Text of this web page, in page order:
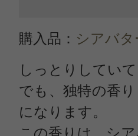
購入品： シアバ
しっとりしてい
でも、独特の香
になります。